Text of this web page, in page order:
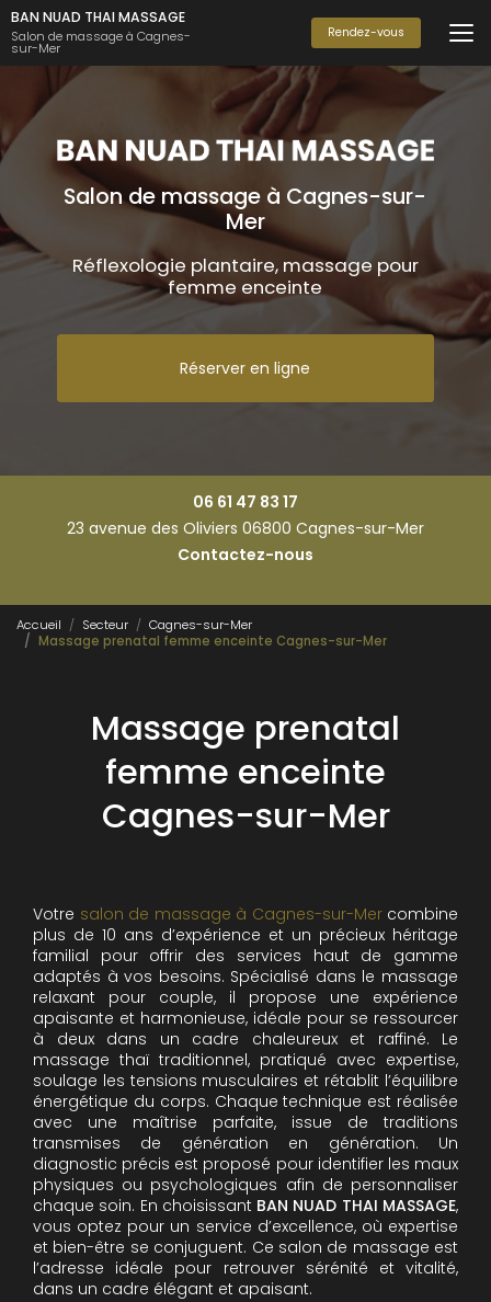
Aller
au
contenu
principal
BAN NUAD THAI MASSAGE
Salon de massage à Cagnes-
sur-Mer
Rendez-vous
Salon de massage à Cagnes-sur-
Mer
Réflexologie plantaire, massage pour
femme enceinte
Réserver en ligne
06 61 47 83 17
23 avenue des Oliviers 06800 Cagnes-sur-Mer
Contactez-nous
Accueil Secteur
Cagnes-sur-Mer
Massage prenatal femme enceinte Cagnes-sur-Mer
Massage prenatal
femme enceinte
Cagnes-sur-Mer
Votre salon de massage à Cagnes-sur-Mercombine
plus de 10 ans d’expérience et un précieux héritage
familial pour offrir des services haut de gamme
adaptés à vos besoins. Spécialisé dans le massage
relaxant pour couple, il propose une expérience
apaisante et harmonieuse, idéale pour se ressourcer
à deux dans un cadre chaleureux et raffiné. Le
massage thaï traditionnel, pratiqué avec expertise,
soulage les tensions musculaires et rétablit l’équilibre
énergétique du corps. Chaque technique est réalisée
avec une maîtrise parfaite, issue de traditions
transmises de génération en génération. Un
diagnostic précis est proposé pour identifier les maux
physiques ou psychologiques afin de personnaliser
chaque soin. En choisissant BAN NUAD THAI MASSAGE,
vous optez pour un service d’excellence, où expertise
et bien-être se conjuguent. Ce salon de massage est
l’adresse idéale pour retrouver sérénité et vitalité,
dans un cadre élégant et apaisant.